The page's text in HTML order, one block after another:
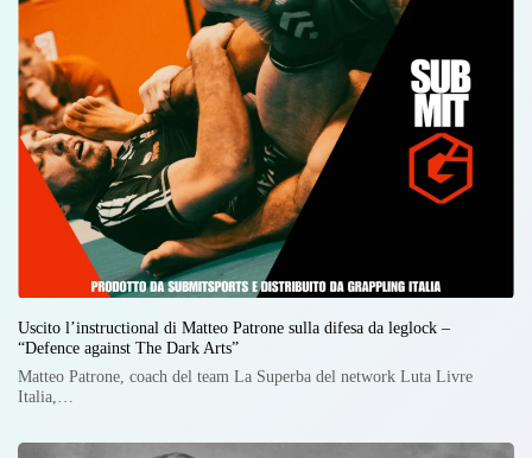
Uscito l’instructional di Matteo Patrone sulla difesa da leglock –
“Defence against The Dark Arts”
Matteo Patrone, coach del team La Superba del network Luta Livre
Italia,…